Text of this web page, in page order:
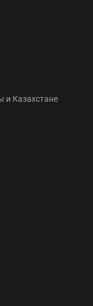
и Казахстане